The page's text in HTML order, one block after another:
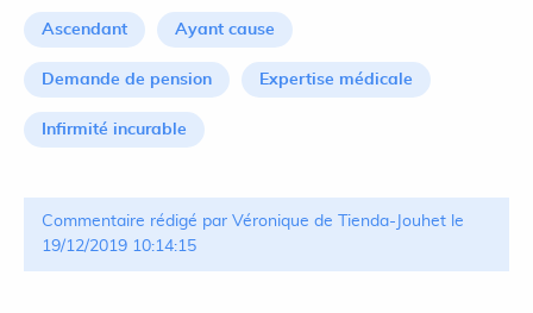
Ascendant Ayant cause
Demande de pension Expertise médicale
Infirmité incurable
Commentaire rédigé par Véronique de Tienda-Jouhet le
19/12/2019 10:14:15